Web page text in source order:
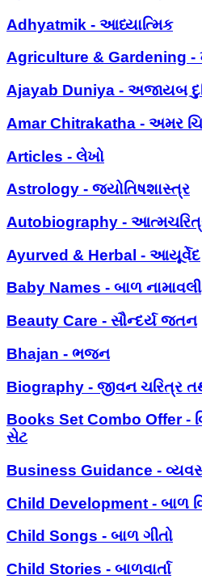
Adhyatmik - આધ્યાત્મિક
Agriculture & Gardening -
Ajayab Duniya - અજાયબ
Amar Chitrakatha - અમર
Articles - લેખો
Astrology - જ્યોતિષશાસ્ત્ર
Autobiography -
Ayurved & Herbal - આયૂર્વેદ
Baby Names - બાળ નામાવલી
Beauty Care - સૌન્દર્ય જતન
Bhajan - ભજન
Biography - જીવન ચરિત્ર
Books Set Combo Offer -
સેટ
Business Guidance -
Child Development - બાળ
Child Songs - બાળ ગીતો
Child Stories - બાળવાર્તા